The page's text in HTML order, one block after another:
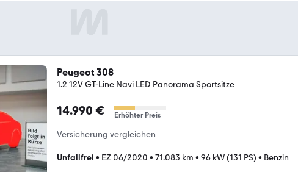
Peugeot 308
1.2 12V GT-Line Navi LED Panorama Sportsitze
14.990 € Erhöhter Preis
Versicherung vergleichen
Unfallfrei • EZ 06/2020 • 71.083 km • 96 kW (131 PS) • Benzin